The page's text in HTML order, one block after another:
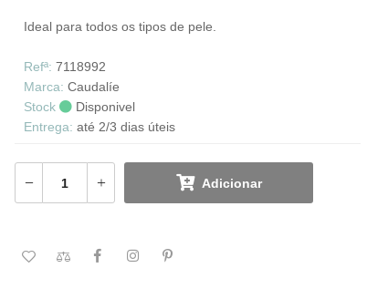
Ideal para todos os tipos de pele.
Refª:7118992
Marca: Caudalíe
Stock
Disponivel
Entrega: até 2/3 dias úteis
Adicionar